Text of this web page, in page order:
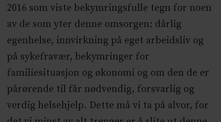
2016 som viste bekymringsfulle tegn for noen
av de som yter denne omsorgen: dårlig
egenhelse, innvirkning på eget arbeidsliv og
på sykefravær, bekymringer for
familiesituasjon og økonomi og om den de er
pårørende til får nødvendig, forsvarlig og
verdig helsehjelp. Dette må vi ta på alvor, for